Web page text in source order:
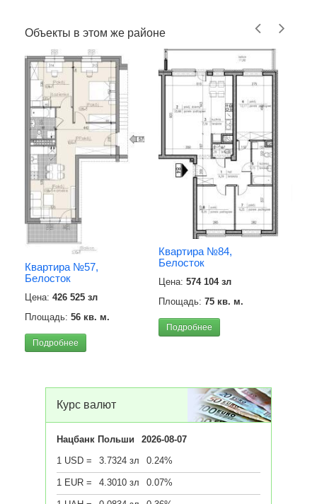
Объекты в этом же районе
Квартира №57,
Белосток
Цена: 426 525 зл
Площадь: 56 кв. м.
Подробнее
Квартира №84,
Белосток
Цена: 574 104 зл
Площадь: 75 кв. м.
Подробнее
Курс валют
Нацбанк Польши
2026-08-07
1 USD =
3.7324 зл 0.24%
1 EUR = 4.3010 зл 0.07%